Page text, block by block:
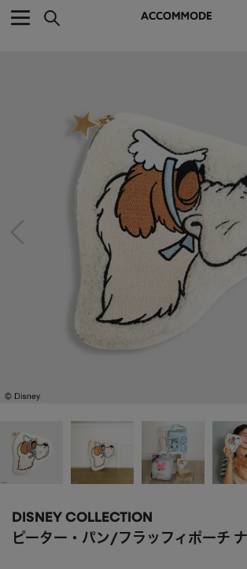
CATEGORY カテゴリー
トートバッグ
ショルダーバッグ
カゴバッグ
バックパック
ECO BAG エコバッグ
ファッション
CAP/HAT
SHOES/SOCKS シューズ・ソックス
RAIN GOODS レイングッズ
ALLすべて
BRAND ブランド
COLLABORATION コラボレーション
オススメキーワード
ミーコ パーシー ジョ
サンリオ ダイカット ポーチ
トート
CATEGORY
～
DISNEY COLLECTION
ピーター・パン/フラッフィポーチ